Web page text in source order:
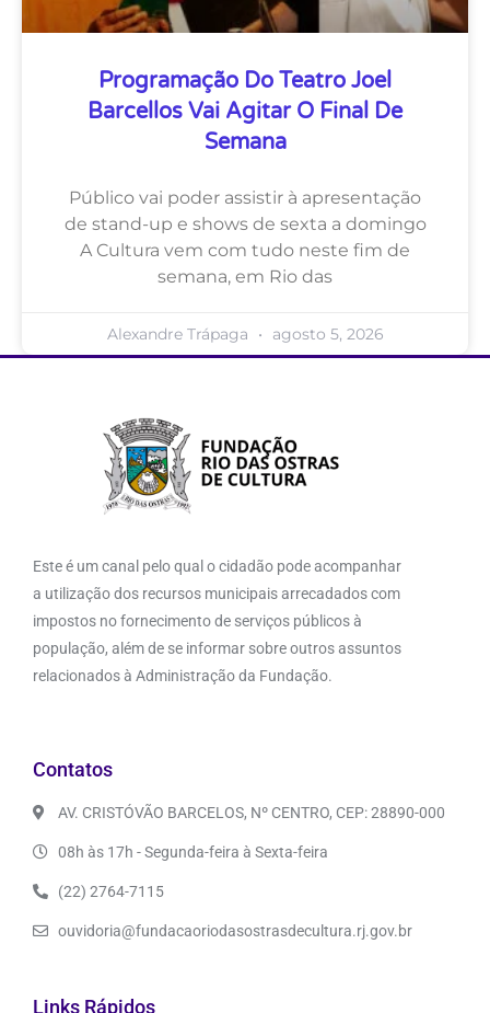
Programação Do Teatro Joel
Barcellos Vai Agitar O Final De
Semana
Público vai poder assistir à apresentação
de stand-up e shows de sexta a domingo
A Cultura vem com tudo neste fim de
semana, em Rio das
Alexandre Trápaga agosto 5, 2026
Este é um canal pelo qual o cidadão pode acompanhar
a utilização dos recursos municipais arrecadados com
impostos no fornecimento de serviços públicos à
população, além de se informar sobre outros assuntos
relacionados à Administração da Fundação.
Contatos
AV. CRISTÓVÃO BARCELOS, Nº CENTRO, CEP: 28890-000
08h às 17h - Segunda-feira à Sexta-feira
(22) 2764-7115
ouvidoria@fundacaoriodasostrasdecultura.rj.gov.br
Links Rápidos